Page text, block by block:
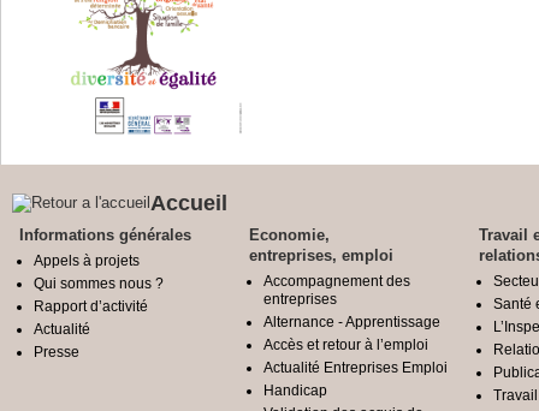
Accueil
Informations générales
Appels à projets
Qui sommes nous ?
Rapport d’activité
Actualité
Presse
Economie,
entreprises, emploi
Accompagnement des
entreprises
Alternance - Apprentissage
Accès et retour à l’emploi
Actualité Entreprises Emploi
Handicap
Travail
Santé